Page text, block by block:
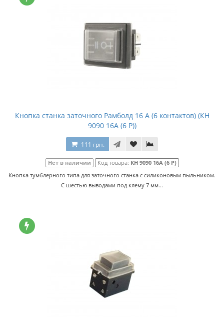
Кнопка станка заточного Рамболд 16 А (6 контактов) (КН
9090 16А (6 Р))
111 грн.
Нет в наличии Код товара: КН 9090 16А (6 Р)
Кнопка тумблерного типа для заточного станка с силиконовым пыльником.
С шестью выводами под клему 7 мм...